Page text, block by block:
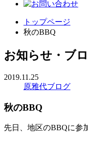
トップページ
秋のBBQ
お知らせ・ブ
2019.11.25
原雅代ブログ
秋のBBQ
先日、地区のBBQに参